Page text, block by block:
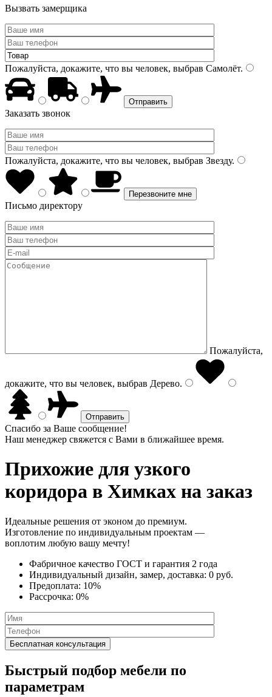
Вызвать замерщика
Пожалуйста, докажите, что вы человек, выбрав Самолёт.
Заказать звонок
Пожалуйста, докажите, что вы человек, выбрав Звезду.
Письмо директору
Пожалуйста,
докажите, что вы человек, выбрав Дерево.
Спасибо за Ваше сообщение!
Наш менеджер свяжется с Вами в ближайшее время.
Прихожие для узкого
коридора в Химках на заказ
Идеальные решения от эконом до премиум.
Изготовление по индивидуальным проектам —
воплотим любую вашу мечту!
Фабричное качество ГОСТ и гарантия 2 года
Индивидуальный дизайн, замер, доставка: 0 руб.
Предоплата: 10%
Рассрочка: 0%
Быстрый подбор мебели по
параметрам